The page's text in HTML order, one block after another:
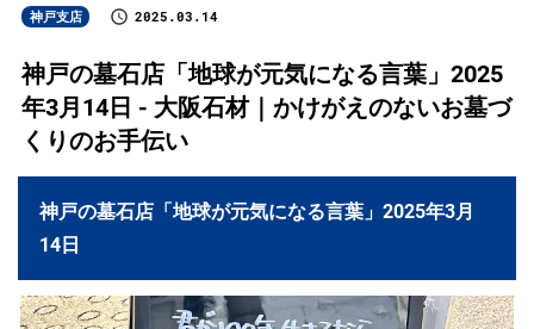
神戸支店 2025.03.14
神戸の墓石店「地球が元気になる言葉」2025
年3月14日 - 大阪石材｜かけがえのないお墓づ
くりのお手伝い
神戸の墓石店「地球が元気になる言葉」2025年3月
14日